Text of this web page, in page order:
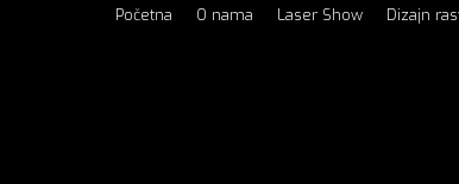
Početna O nama Laser Show Dizajn